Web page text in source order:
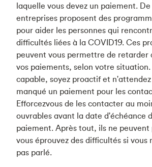
laquelle vous devez un paiement.
entreprises proposent des
pour aider les personnes qui
difficultés liées à la COVID19. Ces
peuvent vous permettre de retarder
vos paiements, selon votre situation.
capable, soyez proactif et
manqué un paiement pour les
Efforcezvous de les contacter au
ouvrables avant la date d'échéance
paiement. Après tout, ils ne peuvent
vous éprouvez des difficultés si vous
pas parlé.